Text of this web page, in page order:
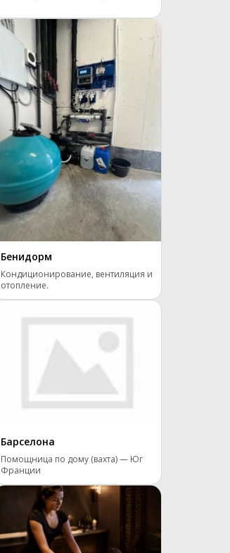
Бенидорм
Кондиционирование, вентиляция и
отопление.
Барселона
Помощница по дому (вахта) — Юг
Франции